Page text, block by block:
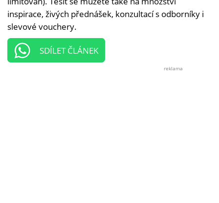
inspirace, živých přednášek, konzultací s odborníky i
slevové vouchery.
SDÍLET ČLÁNEK
reklama